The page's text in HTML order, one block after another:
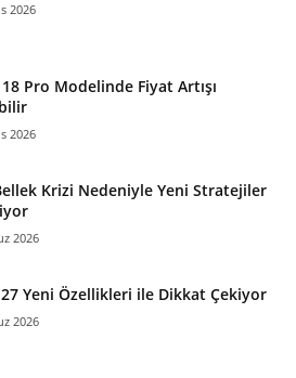
2026
Pro Modelinde Fiyat Artışı
2026
Krizi Nedeniyle Yeni Stratejiler
2026
27 Yeni Özellikleri ile Dikkat Çekiyor
2026